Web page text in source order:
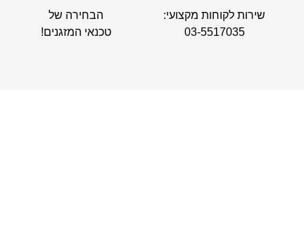
שירות לקוחות מקצועי:
03-5517035
הבחירה של
טכנאי המזגנים!